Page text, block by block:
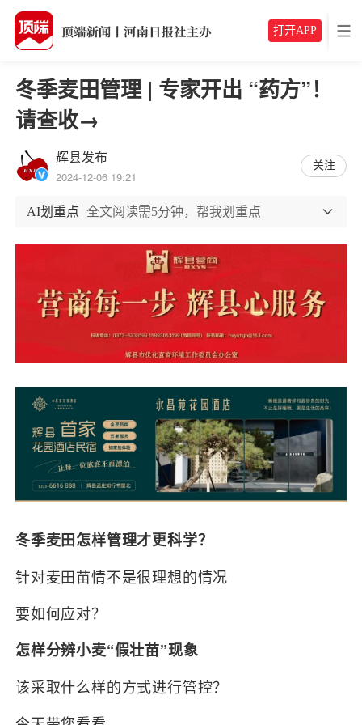
打开APP
冬季麦田管理 | 专家开出 “药方”！
请查收→
辉县发布
2024-12-06 19:21
关注
AI划重点 全文阅读需5分钟，帮我划重点
冬季麦田怎样管理才更科学？
针对麦田苗情不是很理想的情况
要如何应对？
怎样分辨小麦“假壮苗”现象
该采取什么样的方式进行管控？